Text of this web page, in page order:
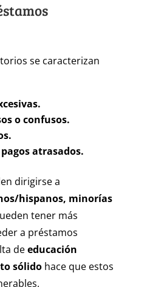
se caracterizan
o confusos.
atrasados.
dirigirse a
hispanos, minorías
tener más
a préstamos
deeducación
sólidohace que estos